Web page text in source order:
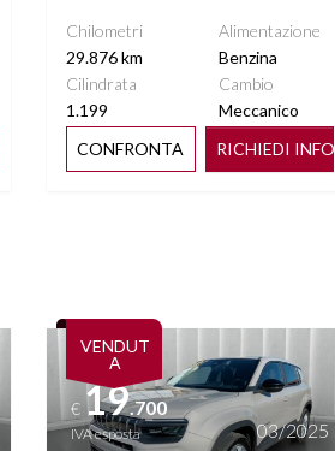
Chilometri
29.876 km
Alimentazione
Benzina
Cilindrata
1.199
Cambio
Meccanico
CONFRONTA
RICHIEDI INFO
VENDUT
A
Vedi dettagli
€19.700
IVA esposta 03/2025